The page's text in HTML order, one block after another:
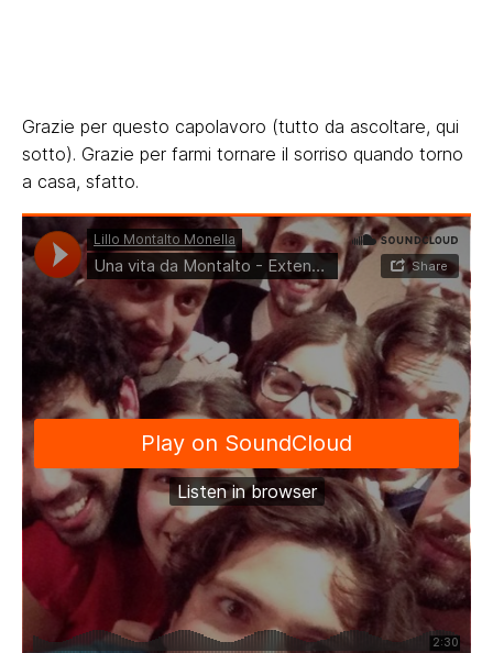
Grazie per questo capolavoro (tutto da ascoltare, qui
sotto). Grazie per farmi tornare il sorriso quando torno
a casa, sfatto.